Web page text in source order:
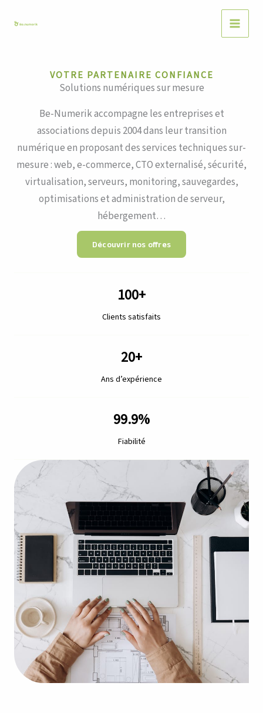
VOTRE PARTENAIRE CONFIANCE
Solutions numériques sur mesure
Be-Numerik accompagne les entreprises et
associations depuis 2004 dans leur transition
numérique en proposant des services techniques sur-
mesure : web, e-commerce, CTO externalisé, sécurité,
virtualisation, serveurs, monitoring, sauvegardes,
optimisations et administration de serveur,
hébergement…
Découvrir nos offres
100+
Clients satisfaits
20+
Ans d’expérience
99.9%
Fiabilité